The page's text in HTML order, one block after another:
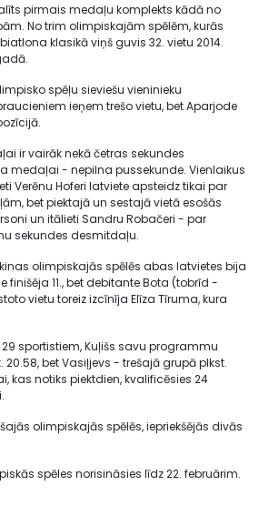
pirmais medaļu komplekts kādā no
No trim olimpiskajām spēlēm, kurās
klasikā viņš guvis 32. vietu 2014.
spēļu sieviešu vieninieku
ieņem trešo vietu, bet Aparjode
ir vairāk nekā četras sekundes
medaļai - nepilna pussekunde. Vienlaikus
Verēnu Hoferi latviete apsteidz tikai par
bet piektajā un sestajā vietā esošās
un itālieti Sandru Robačeri - par
sekundes desmitdaļu.
olimpiskajās spēlēs abas latvietes bija
11., bet debitante Bota (tobrīd -
vietu toreiz izcīnīja Elīza Tīruma, kura
sportistiem, Kuļišs savu programmu
bet Vasiļjevs - trešajā grupā plkst.
kas notiks piektdien, kvalificēsies 24
olimpiskajās spēlēs, iepriekšējās divās
spēles norisināsies līdz 22. februārim.